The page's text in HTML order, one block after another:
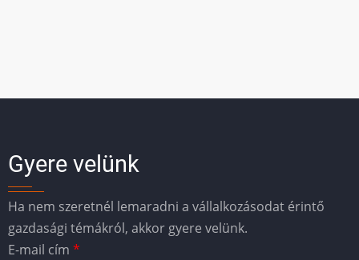
Gyere velünk
Ha nem szeretnél lemaradni a vállalkozásodat érintő
gazdasági témákról, akkor gyere velünk.
E-mail cím